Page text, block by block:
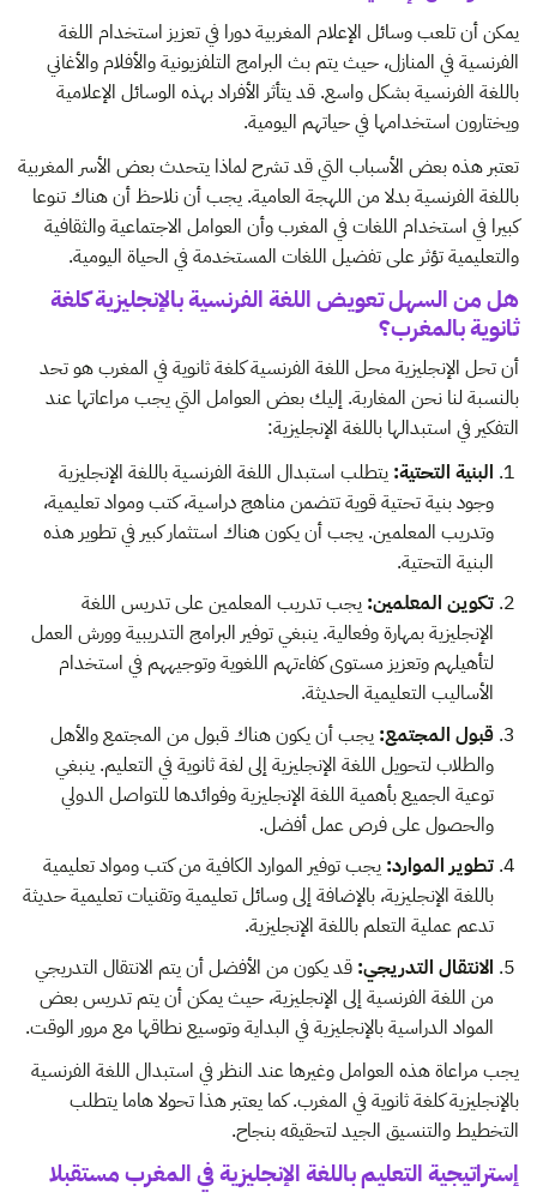
يمكن أن تلعب وسائل الإعلام المغربية دورا في تعزيز استخدام اللغة
الفرنسية في المنازل، حيث يتم بث البرامج التلفزيونية والأفلام والأغاني
باللغة الفرنسية بشكل واسع. قد يتأثر الأفراد بهذه الوسائل الإعلامية
ويختارون استخدامها في حياتهم اليومية.
تعتبر هذه بعض الأسباب التي قد تشرح لماذا يتحدث بعض الأسر المغربية
باللغة الفرنسية بدلا من اللهجة العامية. يجب أن نلاحظ أن هناك تنوعا
كبيرا في استخدام اللغات في المغرب وأن العوامل الاجتماعية والثقافية
والتعليمية تؤثر على تفضيل اللغات المستخدمة في الحياة اليومية.
هل من السهل تعويض اللغة الفرنسية بالإنجليزية كلغة
ثانوية بالمغرب؟
أن تحل الإنجليزية محل اللغة الفرنسية كلغة ثانوية في المغرب هو تحد
بالنسبة لنا نحن المغاربة. إليك بعض العوامل التي يجب مراعاتها عند
التفكير في استبدالها باللغة الإنجليزية:
البنية التحتية: يتطلب استبدال اللغة الفرنسية باللغة الإنجليزية
وجود بنية تحتية قوية تتضمن مناهج دراسية، كتب ومواد تعليمية،
وتدريب المعلمين. يجب أن يكون هناك استثمار كبير في تطوير هذه
البنية التحتية.
تكوين المعلمين: يجب تدريب المعلمين على تدريس اللغة
الإنجليزية بمهارة وفعالية. ينبغي توفير البرامج التدريبية وورش العمل
لتأهيلهم وتعزيز مستوى كفاءتهم اللغوية وتوجيههم في استخدام
الأساليب التعليمية الحديثة.
قبول المجتمع:يجب أن يكون هناك قبول من المجتمع والأهل
والطلاب لتحويل اللغة الإنجليزية إلى لغة ثانوية في التعليم. ينبغي
توعية الجميع بأهمية اللغة الإنجليزية وفوائدها للتواصل الدولي
والحصول على فرص عمل أفضل.
تطوير الموارد: يجب توفير الموارد الكافية من كتب ومواد تعليمية
باللغة الإنجليزية، بالإضافة إلى وسائل تعليمية وتقنيات تعليمية حديثة
تدعم عملية التعلم باللغة الإنجليزية.
الانتقال التدريجي:قد يكون من الأفضل أن يتم الانتقال التدريجي
من اللغة الفرنسية إلى الإنجليزية، حيث يمكن أن يتم تدريس بعض
المواد الدراسية بالإنجليزية في البداية وتوسيع نطاقها مع مرور الوقت.
يجب مراعاة هذه العوامل وغيرها عند النظر في استبدال اللغة الفرنسية
بالإنجليزية كلغة ثانوية في المغرب. كما يعتبر هذا تحولا هاما يتطلب
التخطيط والتنسيق الجيد لتحقيقه بنجاح.
إستراتيجية التعليم باللغة الإنجليزية في المغرب مستقبلا